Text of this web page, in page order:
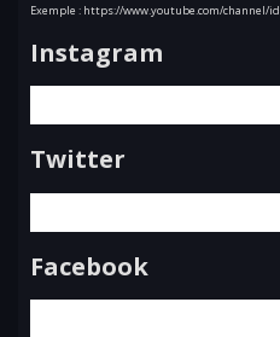
Exemple : https://www.youtube.com/channel/id
Instagram
Twitter
Facebook